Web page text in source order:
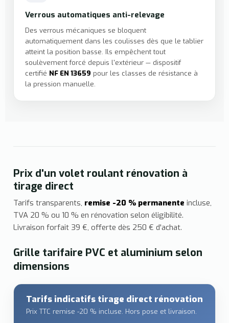
Verrous automatiques anti-relevage
Des verrous mécaniques se bloquent
automatiquement dans les coulisses dès que le tablier
atteint la position basse. Ils empêchent tout
soulèvement forcé depuis l'extérieur — dispositif
certifié NF EN 13659 pour les classes de résistance à
la pression manuelle.
Prix d'un volet roulant rénovation à
tirage direct
Tarifs transparents, remise -20 % permanente incluse,
TVA 20 % ou 10 % en rénovation selon éligibilité.
Livraison forfait 39 €, offerte dès 250 € d'achat.
Grille tarifaire PVC et aluminium selon
dimensions
Tarifs indicatifs tirage direct rénovation
Prix TTC remise -20 % incluse. Hors pose et livraison.